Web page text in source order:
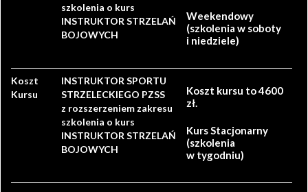
szkolenia o kurs
INSTRUKTOR STRZELAŃ
BOJOWYCH
Weekendowy
(szkolenia w soboty
i niedziele)
Koszt
Kursu
INSTRUKTOR SPORTU
STRZELECKIEGO PZSS
z rozszerzeniem zakresu
szkolenia o kurs
INSTRUKTOR STRZELAŃ
BOJOWYCH
Koszt kursu to 4600
zł.
Kurs Stacjonarny
(szkolenia
w tygodniu)